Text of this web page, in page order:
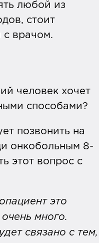
любой из
стоит
с врачом.
человек хочет
способами?
позвонить на
онкобольным 8-
этот вопрос с
это
много.
связано с тем,